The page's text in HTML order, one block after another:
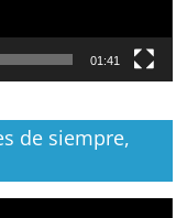
01:41
de siempre,